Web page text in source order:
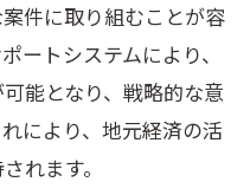
件に取り組むことが容
ートシステムにより、
能となり、戦略的な意
により、地元経済の活
れます。